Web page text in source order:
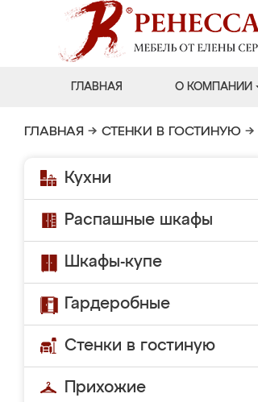
ГЛАВНАЯ О КОМПАНИИ
ГЛАВНАЯ → СТЕНКИ В ГОСТИНУЮ →
Кухни
Распашные шкафы
Шкафы-купе
Гардеробные
Стенки в гостиную
Прихожие